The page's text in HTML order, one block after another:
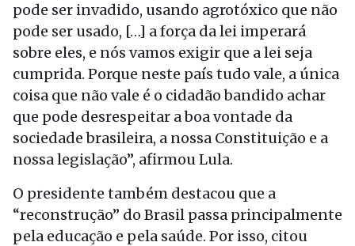
pode ser invadido, usando agrotóxico que não
pode ser usado, […] a força da lei imperará
sobre eles, e nós vamos exigir que a lei seja
cumprida. Porque neste país tudo vale, a única
coisa que não vale é o cidadão bandido achar
que pode desrespeitar a boa vontade da
sociedade brasileira, a nossa Constituição e a
nossa legislação”, afirmou Lula.
O presidente também destacou que a
“reconstrução” do Brasil passa principalmente
pela educação e pela saúde. Por isso, citou